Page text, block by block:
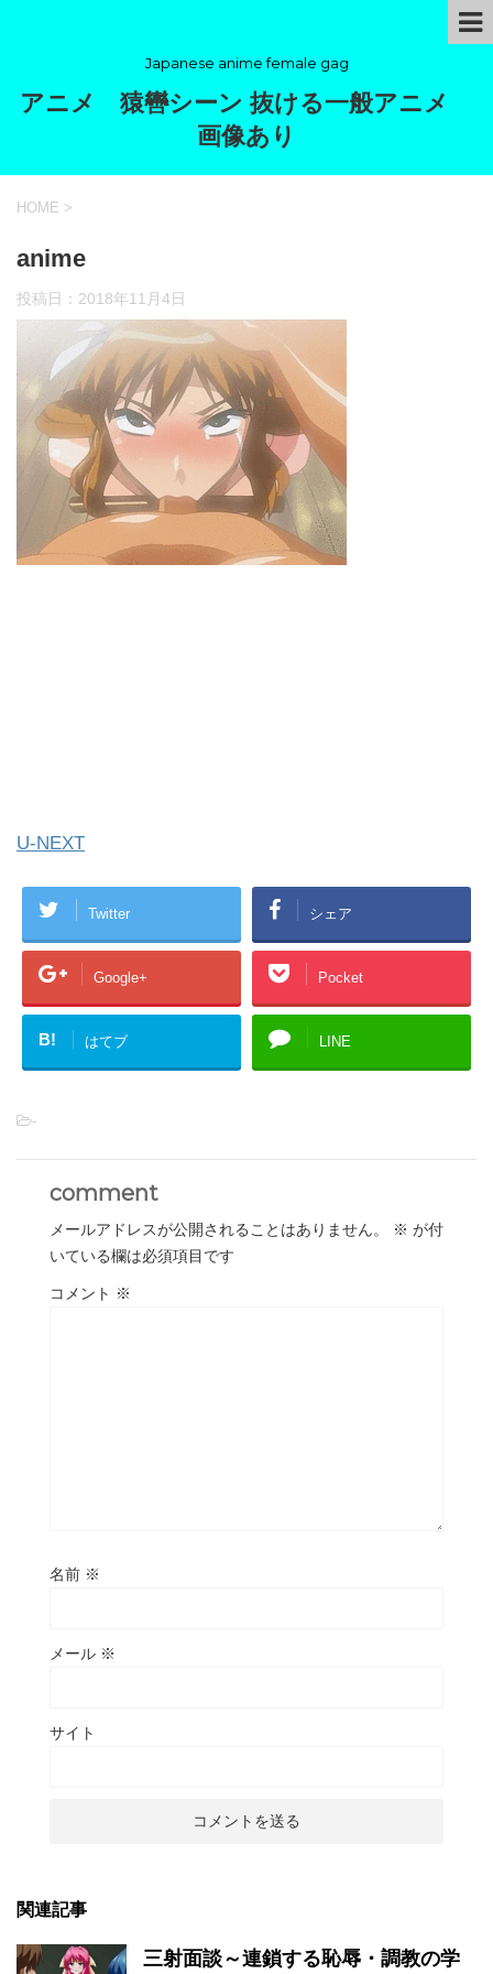
Japanese anime female gag
アニメ 猿轡シーン 抜ける一般アニメ
画像あり
HOME >
anime
投稿日： 2018年11月4日
U-NEXT
Twitter シェア
Google+ Pocket
B! はてブ LINE
-
comment
メールアドレスが公開されることはありません。 ※ が付
いている欄は必須項目です
コメント ※
名前 ※
メール ※
サイト
関連記事
三射面談～連鎖する恥辱・調教の学